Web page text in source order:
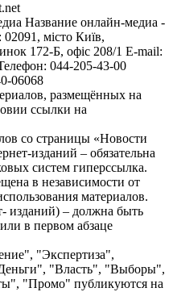
Название онлайн-медиа -
місто Київ,
172-Б, офіс 208/1 E-mail:
044-205-43-00
06068
размещённых на
ссылки на
со страницы «Новости
изданий – обязательна
систем гиперссылка.
в независимости от
материалов.
изданий) – должна быть
в первом абзаце
"Экспертиза",
"Власть", "Выборы",
"Промо" публикуются на